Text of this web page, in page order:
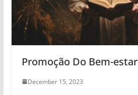
Promoção Do Bem-estar
December 15, 2023